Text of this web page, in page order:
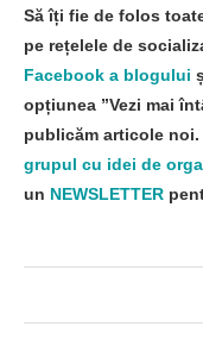
Să îți fie de folos
pe rețelele de
Facebook a blogului
opțiunea ”Vezi mai
publicăm articole
grupul cu idei de
un NEWSLETTER